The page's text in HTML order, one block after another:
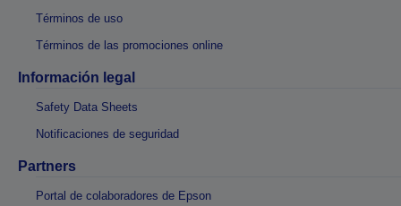
Términos de uso
Términos de las promociones online
Información legal
Safety Data Sheets
Notificaciones de seguridad
Partners
Portal de colaboradores de Epson